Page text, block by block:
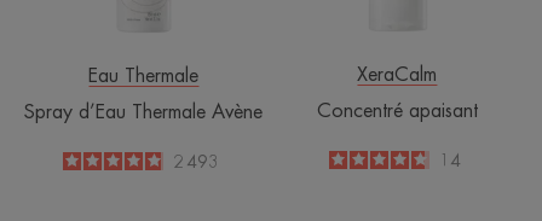
Eau Thermale
Spray d’Eau Thermale Avène
4.8
/
5
2 493
XeraCalm
Concentré apaisant
4.7
/514